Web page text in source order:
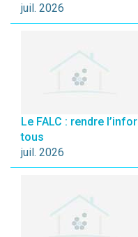
juil. 2026
Le FALC : rendre
tous
juil. 2026